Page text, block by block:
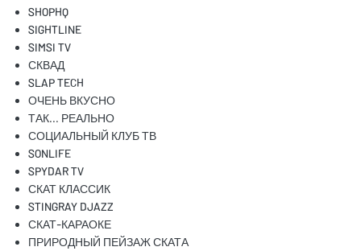
SHOPHQ
SIGHTLINE
SIMSI TV
СКВАД
SLAP TECH
ОЧЕНЬ ВКУСНО
ТАК... РЕАЛЬНО
СОЦИАЛЬНЫЙ КЛУБ ТВ
SONLIFE
SPYDAR TV
СКАТ КЛАССИК
STINGRAY DJAZZ
СКАТ-КАРАОКЕ
ПРИРОДНЫЙ ПЕЙЗАЖ СКАТА